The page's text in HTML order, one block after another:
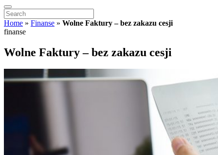
Home » Finanse » Wolne Faktury – bez zakazu cesji
finanse
Wolne Faktury – bez zakazu cesji